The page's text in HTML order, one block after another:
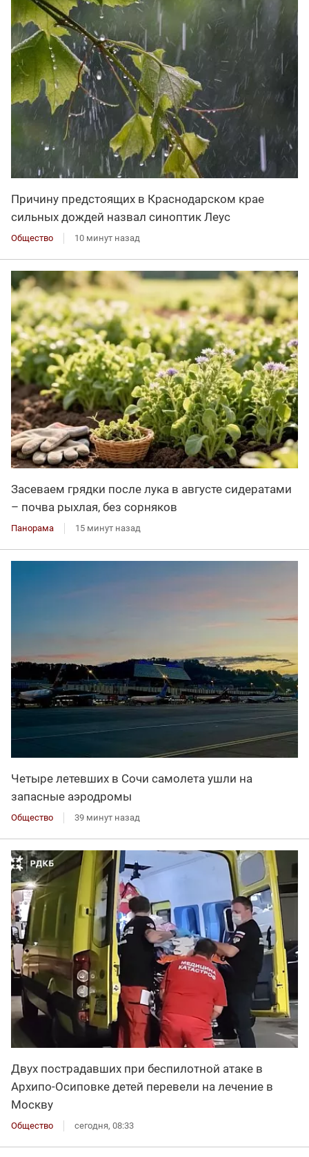
Причину предстоящих в Краснодарском крае
сильных дождей назвал синоптик Леус
Общество 10 минут назад
Засеваем грядки после лука в августе сидератами
– почва рыхлая, без сорняков
Панорама 15 минут назад
Четыре летевших в Сочи самолета ушли на
запасные аэродромы
Общество 39 минут назад
Двух пострадавших при беспилотной атаке в
Архипо-Осиповке детей перевели на лечение в
Москву
Общество сегодня, 08:33